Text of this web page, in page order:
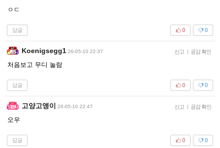
ㅇㄷ
답글 0
0
Koenigsegg1 26-05-10 22:37 신고 | 공감 확인
처음보고 무디 놀람
답글 0
0
고양고앵이 26-05-10 22:47 신고 | 공감 확인
오우
답글 0
0